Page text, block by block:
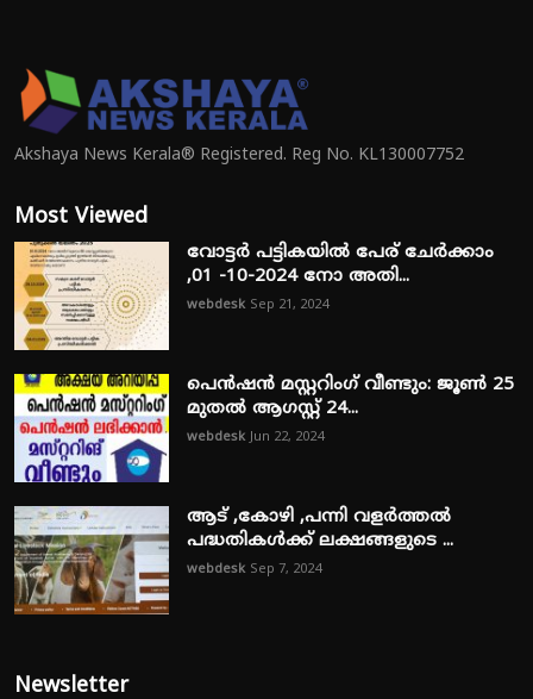
Akshaya News Kerala® Registered. Reg No. KL130007752
Most Viewed
വോട്ടർ പട്ടികയിൽ പേര് ചേർക്കാം
,01 -10-2024 നോ അതി...
webdesk Sep 21, 2024
പെൻഷൻ മസ്റ്ററിംഗ് വീണ്ടും: ജൂൺ 25
മുതൽ ആഗസ്റ്റ് 24...
webdesk Jun 22, 2024
ആട് ,കോഴി ,പന്നി വളർത്തൽ
പദ്ധതികൾക്ക് ലക്ഷങ്ങളുടെ ...
webdesk Sep 7, 2024
Newsletter